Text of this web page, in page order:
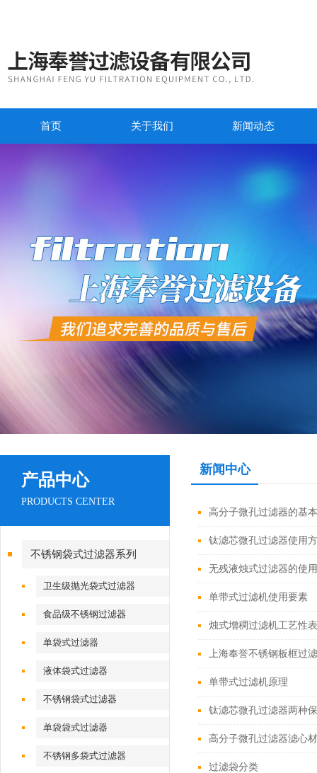
首页 关于我们 新闻动态
产品中心
PRODUCTS CENTER
不锈钢袋式过滤器系列
卫生级抛光袋式过滤器
食品级不锈钢过滤器
单袋式过滤器
液体袋式过滤器
不锈钢袋式过滤器
单袋袋式过滤器
不锈钢多袋式过滤器
新闻中心
高分子微孔过滤器的基
钛滤芯微孔过滤器使用
无残液烛式过滤器的使
单带式过滤机使用要素
烛式增稠过滤机工艺性
上海奉誉不锈钢板框过
单带式过滤机原理
钛滤芯微孔过滤器两种
高分子微孔过滤器滤心
过滤袋分类